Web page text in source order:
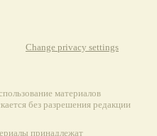
Change privacy settings
материалов
без разрешения редакции
принадлежат